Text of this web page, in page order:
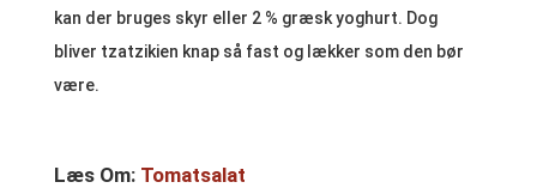
kan der bruges skyr eller 2 % græsk yoghurt. Dog
bliver tzatzikien knap så fast og lækker som den bør
være.
Læs Om: Tomatsalat